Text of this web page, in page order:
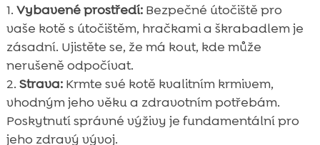
Vybavené prostředí:Bezpečné útočiště pro
vaše kotě s útočištěm, hračkami a škrabadlem je
zásadní. Ujistěte se, že má kout, kde může
nerušeně odpočívat.
Strava:Krmte své kotě kvalitním krmivem,
vhodným jeho věku a zdravotním potřebám.
Poskytnutí správné výživy je fundamentální pro
jeho zdravý vývoj.